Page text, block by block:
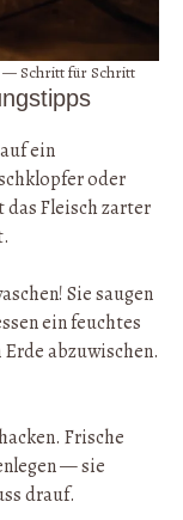
— Schritt für Schritt
ein
oder
Fleisch zarter
Sie saugen
ein feuchtes
abzuwischen.
Frische
— sie
drauf.